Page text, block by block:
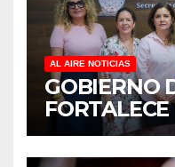
AL AIRE NOTICIAS
GOBIERNO
MUJERES
CULIACÁN